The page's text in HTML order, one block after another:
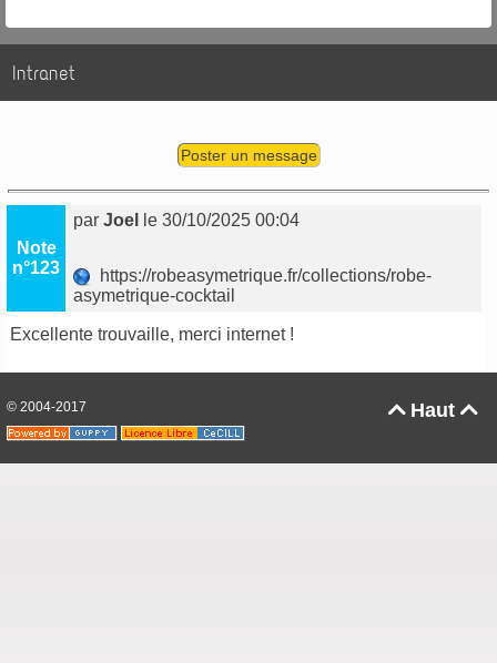
Intranet
Poster un message
Note
n°123
parJoel le 30/10/2025 00:04
https://robeasymetrique.fr/collections/robe-
asymetrique-cocktail
Excellente trouvaille, merci internet !
Haut 
© 2004-2017